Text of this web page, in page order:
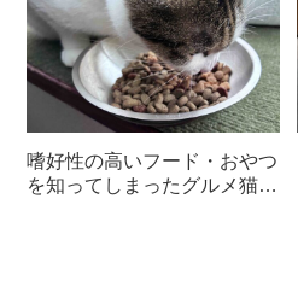
嗜好性の高いフード・おやつ
を知ってしまったグルメ猫の